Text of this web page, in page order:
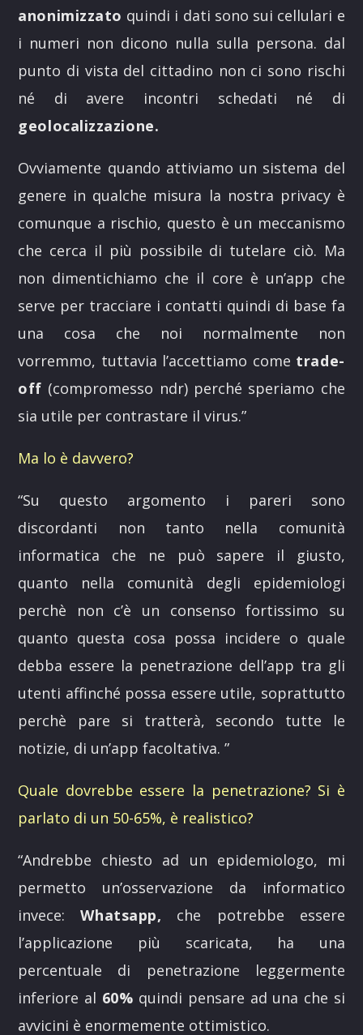
anonimizzato quindi i dati sono sui cellulari e
i numeri non dicono nulla sulla persona. dal
punto di vista del cittadino non ci sono rischi
né di avere incontri schedati né di
geolocalizzazione.
Ovviamente quando attiviamo un sistema del
genere in qualche misura la nostra privacy è
comunque a rischio, questo è un meccanismo
che cerca il più possibile di tutelare ciò. Ma
non dimentichiamo che il core è un’app che
serve per tracciare i contatti quindi di base fa
una cosa che noi normalmente non
vorremmo, tuttavia l’accettiamo come trade-
off (compromesso ndr) perché speriamo che
sia utile per contrastare il virus.”
Ma lo è davvero?
“Su questo argomento i pareri sono
discordanti non tanto nella comunità
informatica che ne può sapere il giusto,
quanto nella comunità degli epidemiologi
perchè non c’è un consenso fortissimo su
quanto questa cosa possa incidere o quale
debba essere la penetrazione dell’app tra gli
utenti affinché possa essere utile, soprattutto
perchè pare si tratterà, secondo tutte le
notizie, di un’app facoltativa.”
Quale dovrebbe essere la penetrazione? Si è
parlato di un 50-65%, è realistico?
“Andrebbe chiesto ad un epidemiologo, mi
permetto un’osservazione da informatico
invece:Whatsapp, che potrebbe essere
l’applicazione più scaricata, ha una
percentuale di penetrazione leggermente
inferiore al 60% quindi pensare ad una che si
avvicini è enormemente ottimistico.